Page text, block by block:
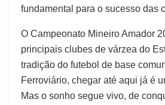
fundamental para o sucesso das
O Campeonato Mineiro Amador
principais clubes de várzea do
tradição do futebol de base
Ferroviário, chegar até aqui já é
Mas o sonho segue vivo, de